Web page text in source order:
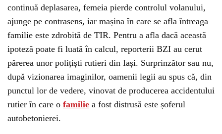
continuă deplasarea, femeia pierde controlul volanului,
ajunge pe contrasens, iar mașina în care se afla întreaga
familie este zdrobită de TIR. Pentru a afla dacă această
ipoteză poate fi luată în calcul, reporterii BZI au cerut
părerea unor polițiști rutieri din Iași. Surprinzător sau nu,
după vizionarea imaginilor, oamenii legii au spus că, din
punctul lor de vedere, vinovat de producerea accidentului
rutier în care o familie a fost distrusă este șoferul
autobetonierei.